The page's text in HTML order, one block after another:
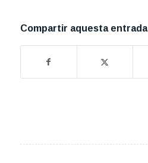
Compartir aquesta entrada